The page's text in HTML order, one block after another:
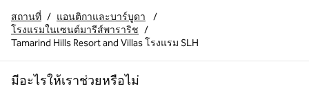
สถานที่ / แอนติกาและบาร์บูดา
/
โรงแรมในเซนต์มารีส์พาราริช /
Tamarind Hills Resort and Villas โรงแรม SLH
มีอะไรให้เราช่วยหรือไม่